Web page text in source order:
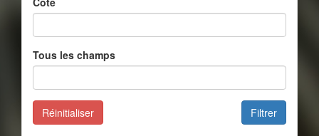
Tous les champs
Filtrer
Réinitialiser